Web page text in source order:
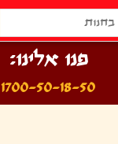
פנו אלינו:
1700-50-18-50